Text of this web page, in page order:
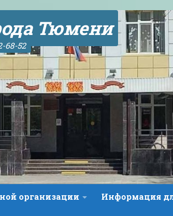
Тюмени
68-52
организации Информация